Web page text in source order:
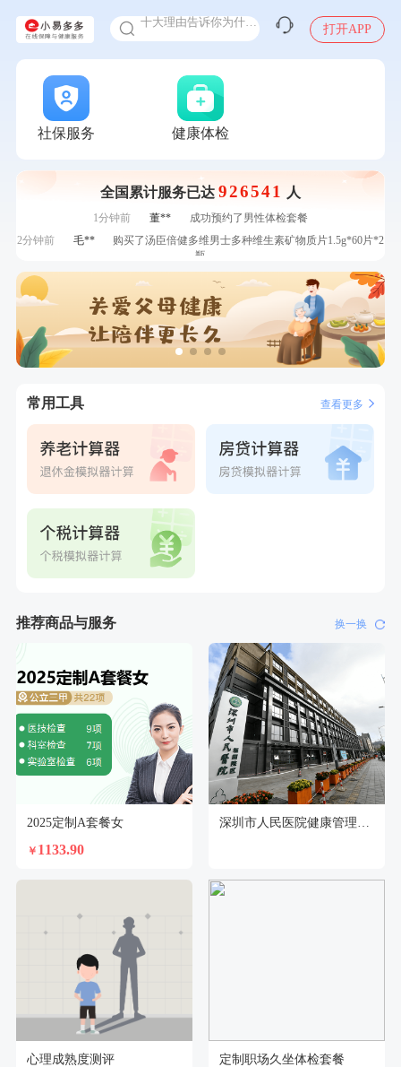
感染人偏肺病毒就会得肺炎吗
甲状腺癌怎么筛查
打开APP
社保服务 健康体检
全国累计服务已达 926541 人
7分钟前 林**
成功预约糖尿病强化体检套餐
成功预约了入职体检套餐
刚刚
购买了宁安堡新疆无核红枣干150g*2
刚刚
购买了宁安堡新疆无核红枣干150g*2
刚刚
购买了七年五季黑咖啡速溶低脂无添加蔗糖美式咖啡粉24g*2
盒
1分钟前 赵**
成功预约青春体检卡（女）
1分钟前
董**
成功预约了男性体检套餐
2分钟前
毛**
购买了汤臣倍健多维男士多种维生素矿物质片1.5g*60片*2
瓶
4分钟前
成功预约了心脏病套餐
4分钟前
杜**
成功预约了标准体检套餐（男）
6分钟前
何*
购买了K3颈椎按摩仪（浅灰色）
6分钟前
购买了汤臣倍健水飞蓟葛根丹参片（护肝片）1.02g*120片
刚刚
林** 购买了宁安堡新疆无核红枣干150g*2
常用工具 查看更多
推荐商品与服务 换一换
2025定制A套餐女
￥ 1133.90
心理成熟度测评 定制职场久坐体检套餐